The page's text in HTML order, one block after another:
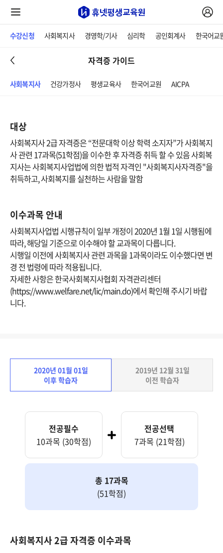
수강신청 사회복지사 경영학/기사 심리학 공인회계사 한국어교
자격증 가이드
사회복지사 건강가정사 평생교육사 한국어교원 AICPA
대상
사회복지사 2급 자격증은 “전문대학 이상 학력 소지자”가 사회복지
사 관련 17과목(51학점)을 이수한 후 자격증 취득 할 수 있음 사회복
지사는 사회복지사업법에 의한 법적 자격인 "사회복지사자격증"을
취득하고, 사회복지를 실천하는 사람을 말함
이수과목 안내
사회복지사업법 시행규칙이 일부 개정이 2020년 1월 1일 시행됨에
따라, 해당일 기준으로 이수해야 할 교과목이 다릅니다.
시행일 이전에 사회복지사 관련 과목을 1과목이라도 이수했다면 변
경 전 법령에 따라 적용됩니다.
자세한 사항은 한국사회복지사협회 자격관리센터
(https://www.welfare.net/lic/main.do)에서 확인해 주시기 바랍
니다.
2020년 01월 01일
이후 학습자
2019년 12월 31일
이전 학습자
전공필수
10과목 (30학점)
전공선택
7과목 (21학점)
총 17과목
(51학점)
사회복지사 2급 자격증 이수과목